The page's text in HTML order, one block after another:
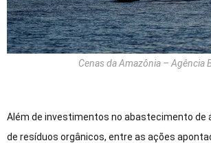
Cenas da Amazônia – Agência
Além de investimentos no abastecimento de
de resíduos orgânicos, entre as ações